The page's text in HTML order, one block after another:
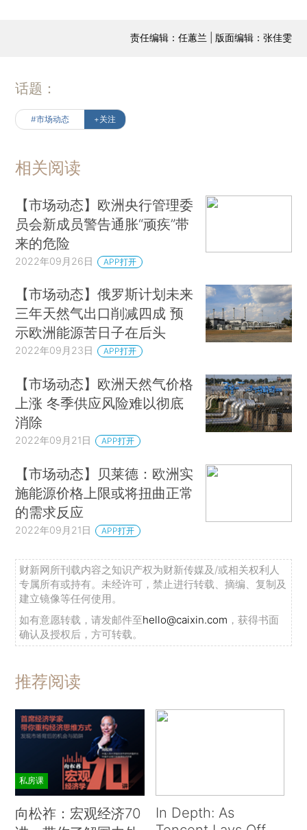
责任编辑：任蕙兰 | 版面编辑：张佳雯
话题：
#市场动态 +关注
相关阅读
【市场动态】欧洲央行管理委
员会新成员警告通胀“顽疾”带
来的危险
2022年09月26日 APP打开
【市场动态】俄罗斯计划未来
三年天然气出口削减四成 预
示欧洲能源苦日子在后头
2022年09月23日 APP打开
【市场动态】欧洲天然气价格
上涨 冬季供应风险难以彻底
消除
2022年09月21日 APP打开
【市场动态】贝莱德：欧洲实
施能源价格上限或将扭曲正常
的需求反应
2022年09月21日 APP打开
财新网所刊载内容之知识产权为财新传媒及/或相关权利人
专属所有或持有。未经许可，禁止进行转载、摘编、复制及
建立镜像等任何使用。
如有意愿转载，请发邮件至hello@caixin.com ，获得书面
确认及授权后，方可转载。
推荐阅读
私房课
向松祚：宏观经济70
In Depth: As